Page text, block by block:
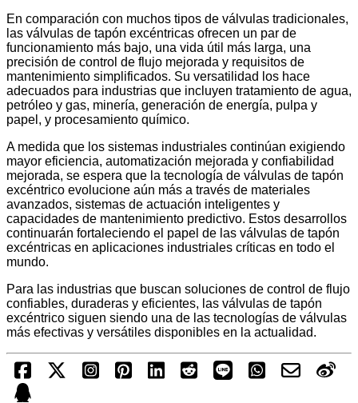
En comparación con muchos tipos de válvulas tradicionales,
las válvulas de tapón excéntricas ofrecen un par de
funcionamiento más bajo, una vida útil más larga, una
precisión de control de flujo mejorada y requisitos de
mantenimiento simplificados. Su versatilidad los hace
adecuados para industrias que incluyen tratamiento de agua,
petróleo y gas, minería, generación de energía, pulpa y
papel, y procesamiento químico.
A medida que los sistemas industriales continúan exigiendo
mayor eficiencia, automatización mejorada y confiabilidad
mejorada, se espera que la tecnología de válvulas de tapón
excéntrico evolucione aún más a través de materiales
avanzados, sistemas de actuación inteligentes y
capacidades de mantenimiento predictivo. Estos desarrollos
continuarán fortaleciendo el papel de las válvulas de tapón
excéntricas en aplicaciones industriales críticas en todo el
mundo.
Para las industrias que buscan soluciones de control de flujo
confiables, duraderas y eficientes, las válvulas de tapón
excéntrico siguen siendo una de las tecnologías de válvulas
más efectivas y versátiles disponibles en la actualidad.